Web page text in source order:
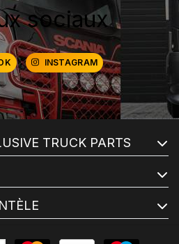
sociaux
INSTAGRAM
TRUCK PARTS